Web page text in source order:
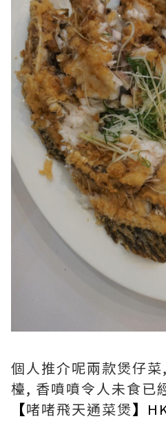
個人推介呢兩款煲仔
檯, 香噴噴令人未食已
【啫啫飛天通菜煲】